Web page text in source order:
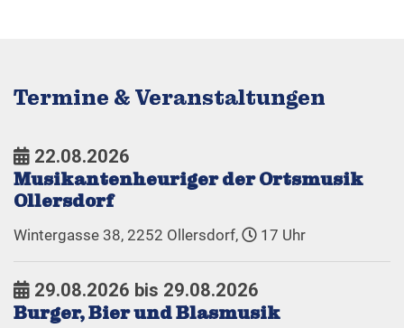
Termine & Veranstaltungen
22.08.2026
Musikantenheuriger der Ortsmusik
Ollersdorf
Wintergasse 38, 2252 Ollersdorf,
17 Uhr
29.08.2026 bis 29.08.2026
Burger, Bier und Blasmusik